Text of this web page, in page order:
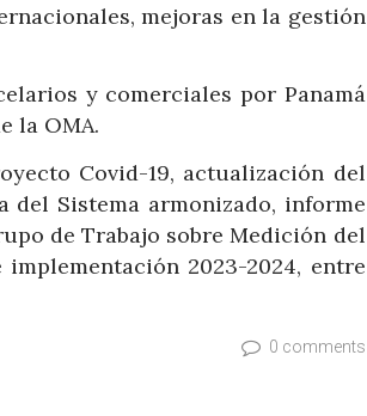
mejoras en la gestión
y comerciales por Panamá
la OMA.
Covid-19, actualización del
Sistema armonizado, informe
de Trabajo sobre Medición del
2023-2024, entre
0 comments